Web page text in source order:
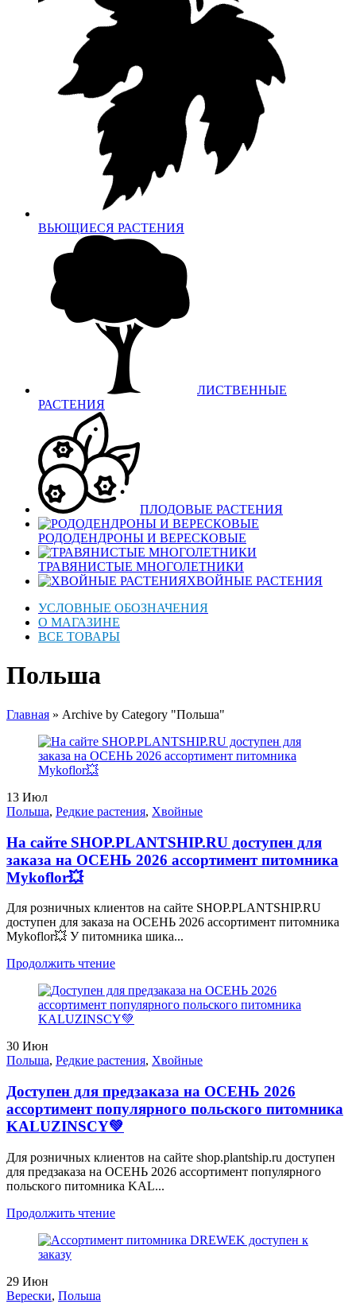
ВЬЮЩИЕСЯ РАСТЕНИЯ
ЛИСТВЕННЫЕ
РАСТЕНИЯ
ПЛОДОВЫЕ РАСТЕНИЯ
РОДОДЕНДРОНЫ И ВЕРЕСКОВЫЕ
ТРАВЯНИСТЫЕ МНОГОЛЕТНИКИ
ХВОЙНЫЕ РАСТЕНИЯ
УСЛОВНЫЕ ОБОЗНАЧЕНИЯ
О МАГАЗИНЕ
ВСЕ ТОВАРЫ
Польша
Главная » Archive by Category "Польша"
13 Июл
Польша, Редкие растения, Хвойные
На сайте SHOP.PLANTSHIP.RU доступен для
заказа на ОСЕНЬ 2026 ассортимент питомника
Mykoflor💥
Для розничных клиентов на сайте SHOP.PLANTSHIP.RU
доступен для заказа на ОСЕНЬ 2026 ассортимент питомника
Mykoflor💥 У питомника шика...
Продолжить чтение
30 Июн
Польша, Редкие растения, Хвойные
Доступен для предзаказа на ОСЕНЬ 2026
ассортимент популярного польского питомника
KALUZINSCY💚
Для розничных клиентов на сайте shop.plantship.ru доступен
для предзаказа на ОСЕНЬ 2026 ассортимент популярного
польского питомника KAL...
Продолжить чтение
29 Июн
Верески, Польша